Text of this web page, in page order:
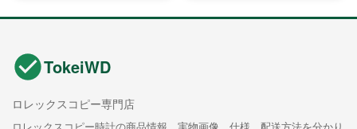
TokeiWD
ロレックスコピー専門店
ロレックスコピー時計の商品情報、実物画像、仕様、配送方法を分かり